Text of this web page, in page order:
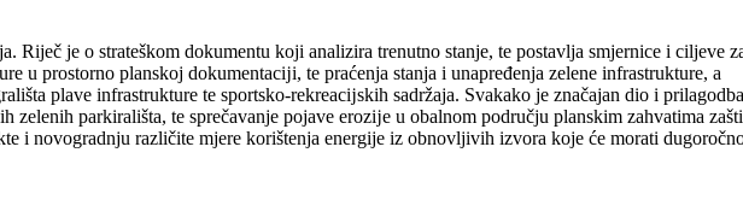
je o strateškom dokumentu koji analizira trenutno stanje, te postavlja smjernice i ciljeve
u prostorno planskoj dokumentacĳi, te praćenja stanja i unapređenja zelene infrastrukture, a
plave infrastrukture te sportsko-rekreacĳskih sadržaja. Svakako je značajan dio i prilagodba
parkirališta, te sprečavanje pojave erozĳe u obalnom području planskim zahvatima
i novogradnju različite mjere korištenja energije iz obnovljivih izvora koje će morati